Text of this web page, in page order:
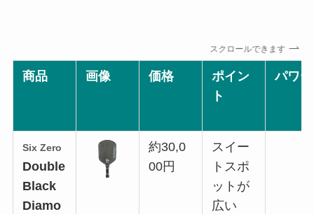
スクロールできます
商品 画像 価格
ポイン
ト
パワー
Six Zero
Double
Black
Diamo
約30,0
00円
スイー
トスポ
ットが
広い